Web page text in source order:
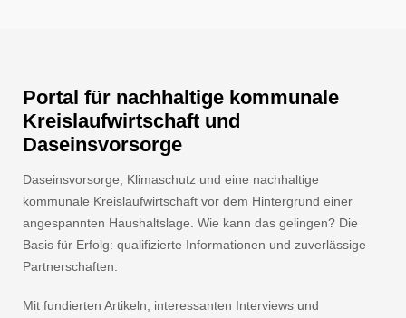
Portal für nachhaltige kommunale
Kreislaufwirtschaft und
Daseinsvorsorge
Daseinsvorsorge, Klimaschutz und eine nachhaltige
kommunale Kreislaufwirtschaft vor dem Hintergrund einer
angespannten Haushaltslage. Wie kann das gelingen? Die
Basis für Erfolg: qualifizierte Informationen und zuverlässige
Partnerschaften.
Mit fundierten Artikeln, interessanten Interviews und